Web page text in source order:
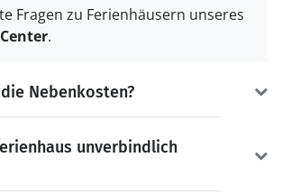
Fragen zu Ferienhäusern unseres
.
Nebenkosten?
unverbindlich